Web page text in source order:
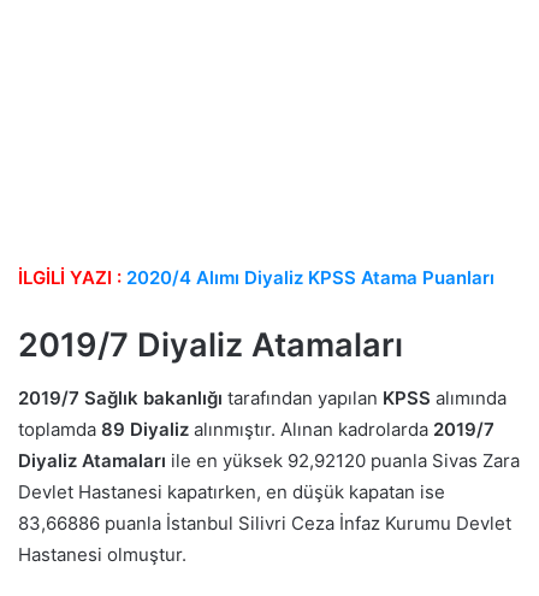
İLGİLİ YAZI : 2020/4 Alımı Diyaliz KPSS Atama Puanları
2019/7 Diyaliz Atamaları
2019/7 Sağlık bakanlığı tarafından yapılan KPSS alımında
toplamda 89 Diyaliz alınmıştır. Alınan kadrolarda 2019/7
Diyaliz Atamaları ile en yüksek 92,92120 puanla Sivas Zara
Devlet Hastanesi kapatırken, en düşük kapatan ise
83,66886 puanla İstanbul Silivri Ceza İnfaz Kurumu Devlet
Hastanesi olmuştur.